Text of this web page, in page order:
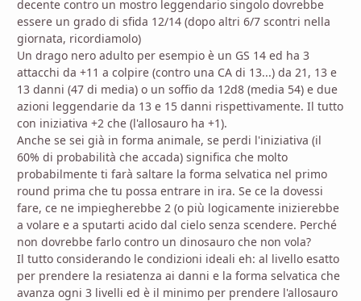
decente contro un mostro leggendario singolo dovrebbe
essere un grado di sfida 12/14 (dopo altri 6/7 scontri nella
giornata, ricordiamolo)
Un drago nero adulto per esempio è un GS 14 ed ha 3
attacchi da +11 a colpire (contro una CA di 13...) da 21, 13 e
13 danni (47 di media) o un soffio da 12d8 (media 54) e due
azioni leggendarie da 13 e 15 danni rispettivamente. Il tutto
con iniziativa +2 che (l'allosauro ha +1).
Anche se sei già in forma animale, se perdi l'iniziativa (il
60% di probabilità che accada) significa che molto
probabilmente ti farà saltare la forma selvatica nel primo
round prima che tu possa entrare in ira. Se ce la dovessi
fare, ce ne impiegherebbe 2 (o più logicamente inizierebbe
a volare e a sputarti acido dal cielo senza scendere. Perché
non dovrebbe farlo contro un dinosauro che non vola?
Il tutto considerando le condizioni ideali eh: al livello esatto
per prendere la resiatenza ai danni e la forma selvatica che
avanza ogni 3 livelli ed è il minimo per prendere l'allosauro